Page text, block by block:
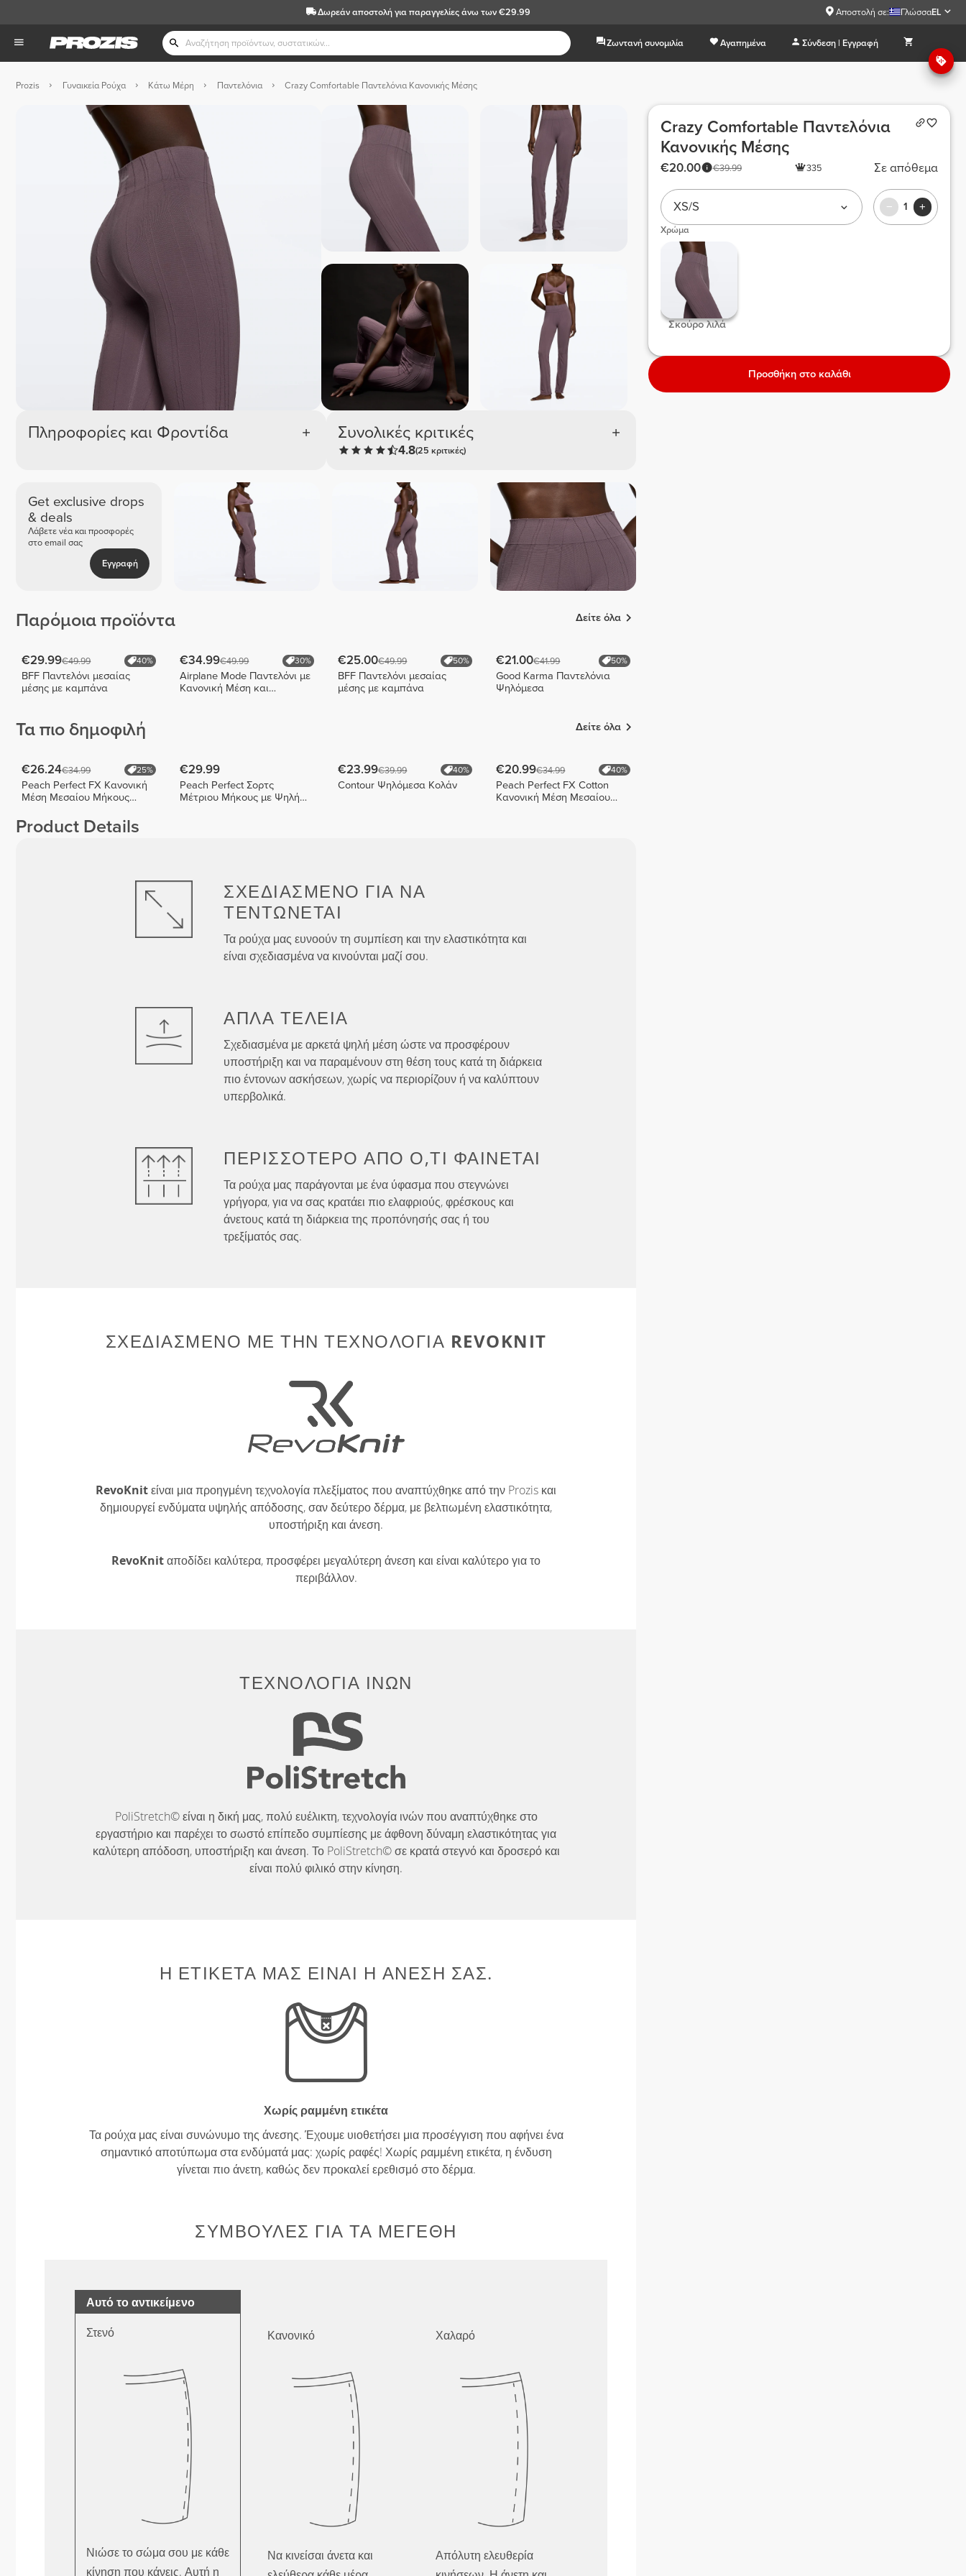
Δωρεάν αποστολήγια παραγγελίες άνω των €29.99 Αποστολή σε: ΓλώσσαEL
Ζωντανή συνομιλία Αγαπημένα Σύνδεση | Εγγραφή
Prozis Γυναικεία Ρούχα Κάτω Μέρη Παντελόνια Crazy Comfortable Παντελόνια Κανονικής Μέσης
Πληροφορίες και Φροντίδα Συνολικές κριτικές
4.8(25 κριτικές)
Get exclusive drops
& deals
Λάβετε νέα και προσφορές
στο email σας
Εγγραφή
Παρόμοια προϊόντα Δείτε όλα
€29.99€49.99 40%
BFF Παντελόνι μεσαίας
μέσης με καμπάνα
€34.99€49.99 30%
Airplane Mode Παντελόνι με
Κανονική Μέση και
€25.00€49.99 50%
BFF Παντελόνι μεσαίας
μέσης με καμπάνα
€21.00€41.99 50%
Good Karma Παντελόνια
Ψηλόμεσα
Τα πιο δημοφιλή Δείτε όλα
€26.24€34.99 25%
Peach Perfect FX Κανονική
Μέση Μεσαίου Μήκους
€29.99
Peach Perfect Σορτς
Μέτριου Μήκους με Ψηλή
€23.99€39.99 40%
Contour Ψηλόμεσα Κολάν
€20.99€34.99 40%
Peach Perfect FX Cotton
Κανονική Μέση Μεσαίου
Product Details
ΣΧΕΔΙΑΣΜΈΝΟ ΓΙΑ ΝΑ
ΤΕΝΤΏΝΕΤΑΙ
Τα ρούχα μας ευνοούν τη συμπίεση και την ελαστικότητα και
είναι σχεδιασμένα να κινούνται μαζί σου.
ΑΠΛΆ ΤΈΛΕΙΑ
Σχεδιασμένα με αρκετά ψηλή μέση ώστε να προσφέρουν
υποστήριξη και να παραμένουν στη θέση τους κατά τη διάρκεια
πιο έντονων ασκήσεων, χωρίς να περιορίζουν ή να καλύπτουν
υπερβολικά.
ΠΕΡΙΣΣΌΤΕΡΟ ΑΠΌ Ό,ΤΙ ΦΑΊΝΕΤΑΙ
Τα ρούχα μας παράγονται με ένα ύφασμα που στεγνώνει
γρήγορα, για να σας κρατάει πιο ελαφριούς, φρέσκους και
άνετους κατά τη διάρκεια της προπόνησής σας ή του
τρεξίματός σας.
ΣΧΕΔΙΑΣΜΈΝΟ ΜΕ ΤΗΝ ΤΕΧΝΟΛΟΓΊΑ REVOKNIT
RevoKnitείναι μια προηγμένη τεχνολογία πλεξίματος που αναπτύχθηκε από την Prozis και
δημιουργεί ενδύματα υψηλής απόδοσης, σαν δεύτερο δέρμα, με βελτιωμένη ελαστικότητα,
υποστήριξη και άνεση.
RevoKnitαποδίδει καλύτερα, προσφέρει μεγαλύτερη άνεση και είναι καλύτερο για το
περιβάλλον.
ΤΕΧΝΟΛΟΓΊΑ ΙΝΏΝ
PoliStretch© είναι η δική μας, πολύ ευέλικτη, τεχνολογία ινών που αναπτύχθηκε στο
εργαστήριο και παρέχει το σωστό επίπεδο συμπίεσης με άφθονη δύναμη ελαστικότητας για
καλύτερη απόδοση, υποστήριξη και άνεση. Το PoliStretch© σε κρατά στεγνό και δροσερό και
είναι πολύ φιλικό στην κίνηση.
Η ΕΤΙΚΈΤΑ ΜΑΣ ΕΊΝΑΙ Η ΆΝΕΣΉ ΣΑΣ.
Χωρίς ραμμένη ετικέτα
Τα ρούχα μας είναι συνώνυμο της άνεσης. Έχουμε υιοθετήσει μια προσέγγιση που αφήνει ένα
σημαντικό αποτύπωμα στα ενδύματά μας: χωρίς ραφές! Χωρίς ραμμένη ετικέτα, η ένδυση
γίνεται πιο άνετη, καθώς δεν προκαλεί ερεθισμό στο δέρμα.
ΣΥΜΒΟΥΛΈΣ ΓΙΑ ΤΑ ΜΕΓΈΘΗ
Αυτό το αντικείμενο
Στενό
Νιώσε το σώμα σου με κάθε
κίνηση που κάνεις. Αυτή η
Κανονικό
Να κινείσαι άνετα και
Χαλαρό
Απόλυτη ελευθερία
Crazy Comfortable Παντελόνια
Κανονικής Μέσης
€39.99
€20.00 335 Σε απόθεμα
XS/S 1
Χρώμα
Σκούρο λιλά
Προσθήκη στο καλάθι